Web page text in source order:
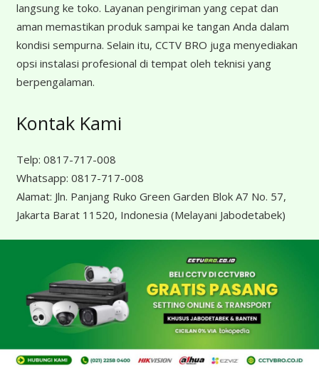
langsung ke toko. Layanan pengiriman yang cepat dan
aman memastikan produk sampai ke tangan Anda dalam
kondisi sempurna. Selain itu, CCTV BRO juga menyediakan
opsi instalasi profesional di tempat oleh teknisi yang
berpengalaman.
Kontak Kami
Telp: 0817-717-008
Whatsapp: 0817-717-008
Alamat: Jln. Panjang Ruko Green Garden Blok A7 No. 57,
Jakarta Barat 11520, Indonesia (Melayani Jabodetabek)